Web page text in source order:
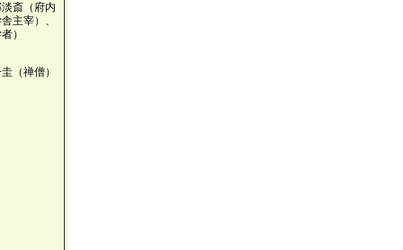
斎（府内
主宰）、
）
（禅僧）